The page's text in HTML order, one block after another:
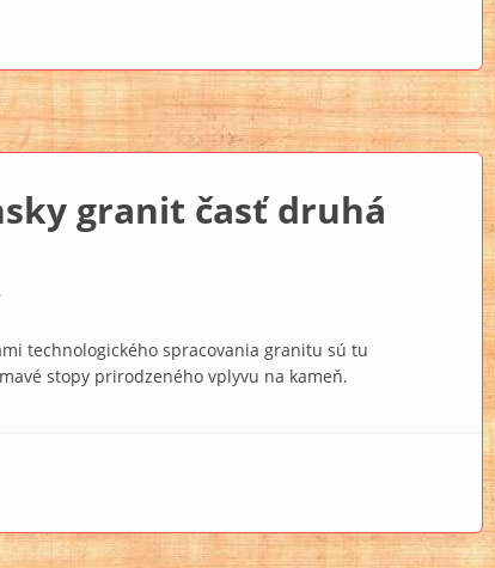
granit časť druhá
technologického spracovania granitu sú tu
stopy prirodzeného vplyvu na kameň.